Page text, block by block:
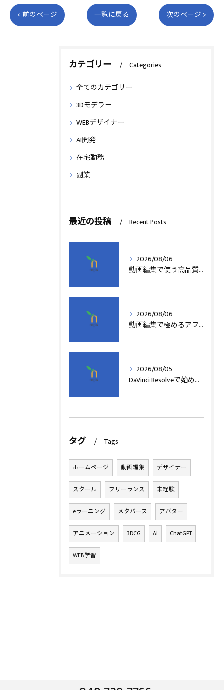
< 前のページ 一覧に戻る 次のページ >
カテゴリー Categories
全てのカテゴリー
3Dモデラー
WEBデザイナー
AI開発
在宅勤務
副業
最近の投稿 Recent Posts
2026/08/06
動画編集で使う高品質アフターエフェクトテンプレート活用術
2026/08/06
動画編集で極めるアフターエフェクト基本技術
2026/08/05
DaVinci Resolveで始める動画編集基本術
タグ Tags
ホームページ 動画編集 デザイナー
スクール フリーランス 未経験
eラーニング メタバース アバター
アニメーション 3DCG AI ChatGPT
WEB学習